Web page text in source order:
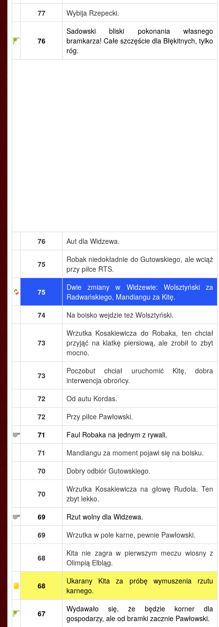
77
Wybija Rzepecki.
76
Sadowski bliski pokonania własnego
bramkarza! Całe szczęście dla Błękitnych, tylko
róg.
76 Aut dla Widzewa.
75
Robak niedokładnie do Gutowskiego, ale wciąż
przy piłce RTS.
75
Dwie zmiany w Widzewie: Wolsztyński za
Radwańskiego, Mandiangu za Kitę.
74
Na boisko wejdzie też Wolsztyński.
73
Wrzutka Kosakiewicza do Robaka, ten chciał
przyjąć na klatkę piersiową, ale zrobił to zbyt
mocno.
73
Poczobut chciał uruchomić Kitę, dobra
interwencja obrońcy.
72
Od autu Kordas.
72
Przy piłce Pawłowski.
71
Faul Robaka na jednym z rywali.
71
Mandiangu za moment pojawi się na boisku.
70
Dobry odbiór Gutowskiego.
70
Wrzutka Kosakiewicza na głowę Rudola. Ten
zbyt lekko.
69
Rzut wolny dla Widzewa.
69
Wrzutka w pole karne, pewnie Pawłowski.
68
Kita nie zagra w pierwszym meczu wiosny z
Olimpią Elbląg.
68
Ukarany Kita za próbę wymuszenia rzutu
karnego.
67
Wydawało się, że będzie korner dla
gospodarzy, ale od bramki zacznie Pawłowski.